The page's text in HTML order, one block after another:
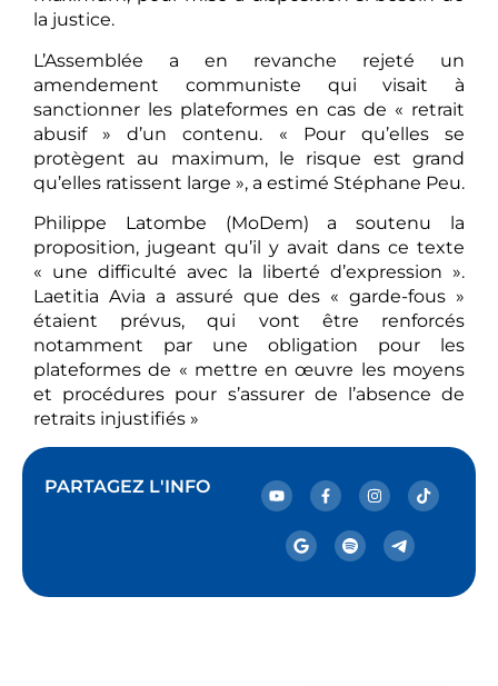
la justice.
L’Assemblée a en revanche rejeté un
amendement communiste qui visait à
sanctionner les plateformes en cas de « retrait
abusif » d’un contenu. « Pour qu’elles se
protègent au maximum, le risque est grand
qu’elles ratissent large », a estimé Stéphane Peu.
Philippe Latombe (MoDem) a soutenu la
proposition, jugeant qu’il y avait dans ce texte
« une difficulté avec la liberté d’expression ».
Laetitia Avia a assuré que des « garde-fous »
étaient prévus, qui vont être renforcés
notamment par une obligation pour les
plateformes de « mettre en œuvre les moyens
et procédures pour s’assurer de l’absence de
retraits injustifiés »
PARTAGEZ L'INFO